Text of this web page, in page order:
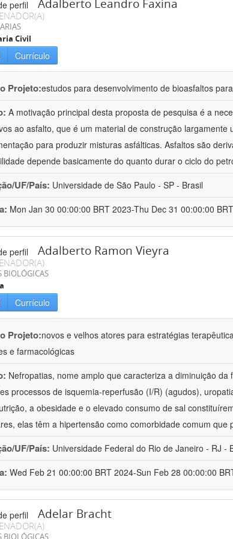
Adalberto Leandro Faxina
Civil
Currículo
Projeto:estudos para desenvolvimento de bioasfaltos
A motivação principal desta proposta de pesquisa é a
ao asfalto, que é um material de construção
para produzir misturas asfálticas. Asfaltos são
depende basicamente do quanto durar o ciclo do
UF/País: Universidade de São Paulo - SP - Brasil
Mon Jan 30 00:00:00 BRT 2023-Thu Dec 31 00:00:00
Adalberto Ramon Vieyra
BIOLÓGICAS
Currículo
Projeto:novos e velhos atores para estratégias
e farmacológicas
Nefropatias, nome amplo que caracteriza a diminuição
processos de isquemia-reperfusão (I/R) (agudos),
a obesidade e o elevado consumo de sal
elas têm a hipertensão como comorbidade comum que
UF/País: Universidade Federal do Rio de Janeiro - RJ -
Wed Feb 21 00:00:00 BRT 2024-Sun Feb 28 00:00:00
Adelar Bracht
BIOLÓGICAS